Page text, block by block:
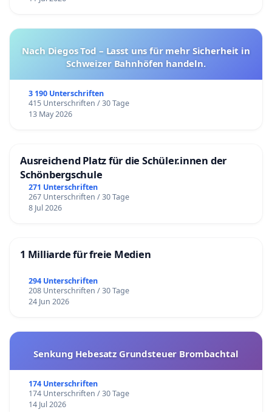
Nach Diegos Tod – Lasst uns für mehr Sicherheit in
Schweizer Bahnhöfen handeln.
3 190 Unterschriften
415 Unterschriften / 30 Tage
13 May 2026
Ausreichend Platz für die Schüler.innen der
Schönbergschule
271 Unterschriften
267 Unterschriften / 30 Tage
8 Jul 2026
1 Milliarde für freie Medien
294 Unterschriften
208 Unterschriften / 30 Tage
24 Jun 2026
Senkung Hebesatz Grundsteuer Brombachtal
174 Unterschriften
174 Unterschriften / 30 Tage
14 Jul 2026